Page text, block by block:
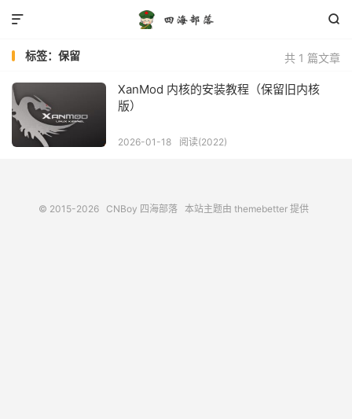


共 1 篇文章
标签：保留
XanMod 内核的安装教程（保留旧内核
版）
2026-01-18 阅读(2022)
© 2015-2026 CNBoy 四海部落 本站主题由 themebetter 提供